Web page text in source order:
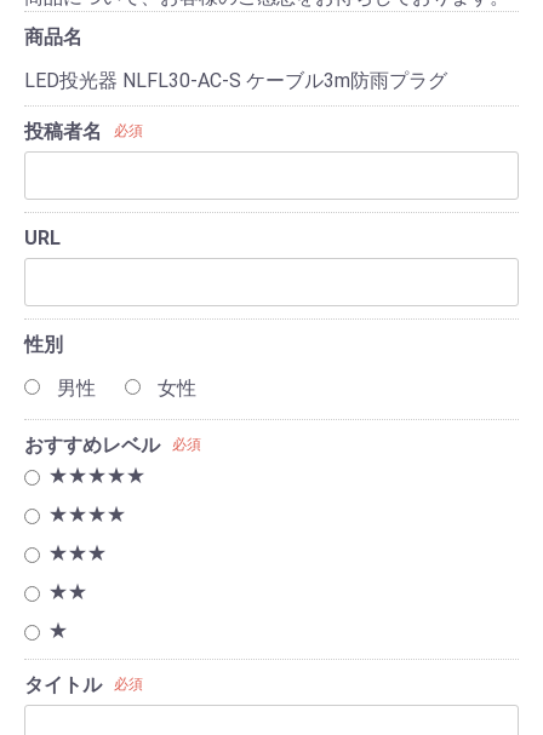
商品名
LED投光器 NLFL30-AC-S ケーブル3m防雨プラグ
投稿者名 必須
URL
性別
男性
女性
おすすめレベル 必須
★★★★★
★★★★
★★★
★★
★
タイトル 必須